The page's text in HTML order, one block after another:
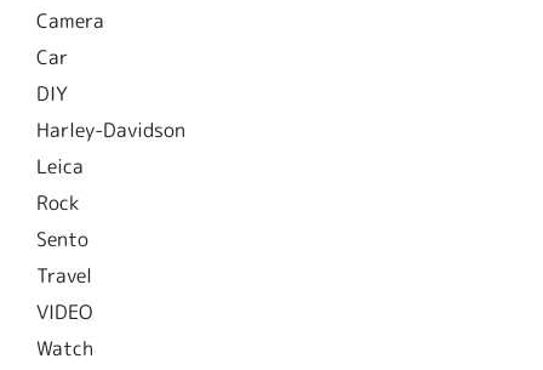
Camera
Car
DIY
Harley-Davidson
Leica
Rock
Sento
Travel
VIDEO
Watch